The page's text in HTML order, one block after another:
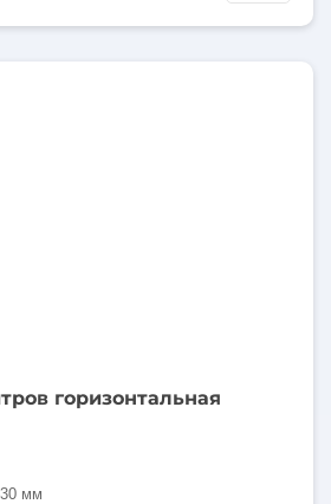
горизонтальная
мм